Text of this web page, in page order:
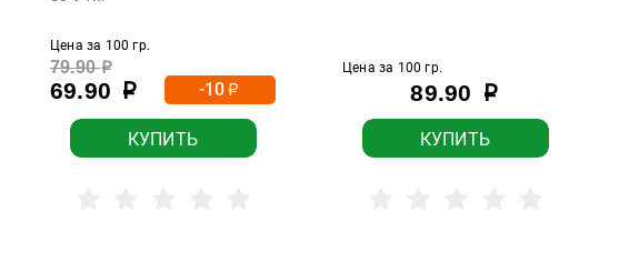
Цена за 100 гр.
79.90р
69.90 р -10р
КУПИТЬ
Цена за 100 гр.
89.90 р
КУПИТЬ